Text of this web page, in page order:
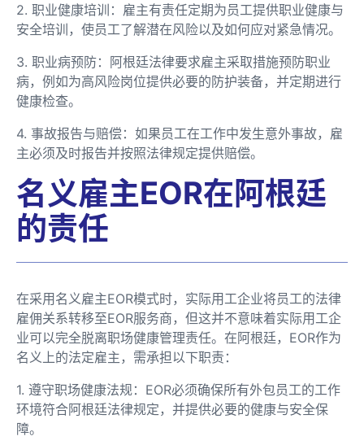
2. 职业健康培训：雇主有责任定期为员工提供职业健康与
安全培训，使员工了解潜在风险以及如何应对紧急情况。
3. 职业病预防：阿根廷法律要求雇主采取措施预防职业
病，例如为高风险岗位提供必要的防护装备，并定期进行
健康检查。
4. 事故报告与赔偿：如果员工在工作中发生意外事故，雇
主必须及时报告并按照法律规定提供赔偿。
名义雇主EOR在阿根廷
的责任
在采用名义雇主EOR模式时，实际用工企业将员工的法律
雇佣关系转移至EOR服务商，但这并不意味着实际用工企
业可以完全脱离职场健康管理责任。在阿根廷，EOR作为
名义上的法定雇主，需承担以下职责：
1. 遵守职场健康法规：EOR必须确保所有外包员工的工作
环境符合阿根廷法律规定，并提供必要的健康与安全保
障。